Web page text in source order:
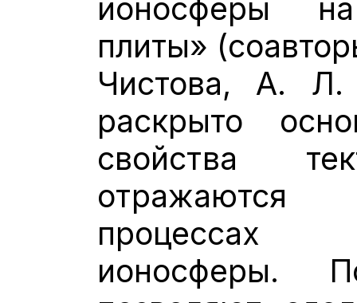
ионосферы
плиты»
Чистова, А.
раскрыто
свойства
процессах
ионосферы.